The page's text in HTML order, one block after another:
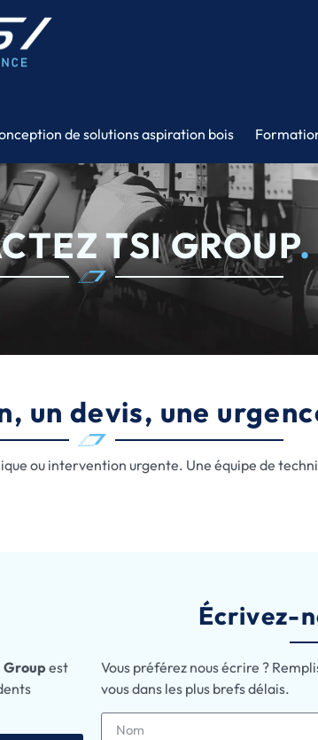
de solutions aspiration bois
TSI GROUP​
un devis, une
ou intervention urgente. Une équipe de
Groupest
Écrivez-
Vous préférez nous écrire ?
vous dans les plus brefs délais.